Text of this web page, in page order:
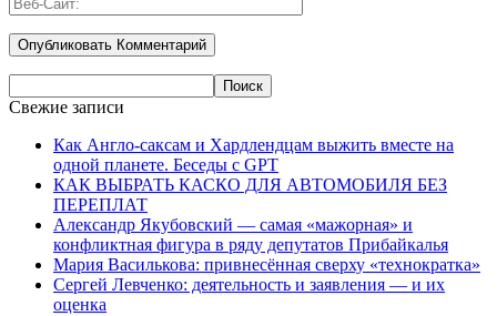
Свежие записи
Как Англо-саксам и Хардлендцам выжить вместе на
одной планете. Беседы с GPT
КАК ВЫБРАТЬ КАСКО ДЛЯ АВТОМОБИЛЯ БЕЗ
ПЕРЕПЛАТ
Александр Якубовский — самая «мажорная» и
конфликтная фигура в ряду депутатов Прибайкалья
Мария Василькова: привнесённая сверху «технократка»
Сергей Левченко: деятельность и заявления — и их
оценка